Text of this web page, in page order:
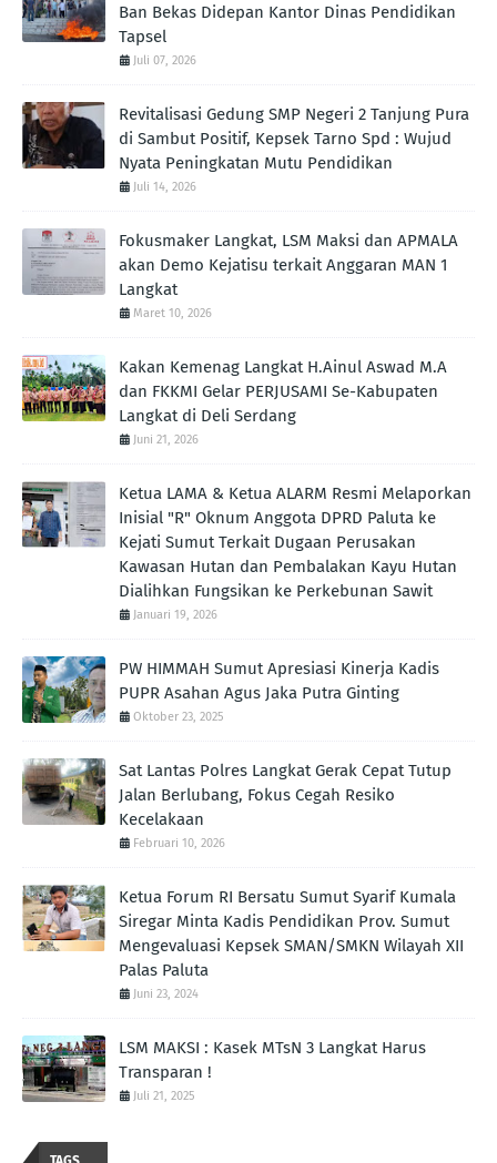
Ban Bekas Didepan Kantor Dinas Pendidikan
Tapsel
Juli 07, 2026
Revitalisasi Gedung SMP Negeri 2 Tanjung Pura
di Sambut Positif, Kepsek Tarno Spd : Wujud
Nyata Peningkatan Mutu Pendidikan
Juli 14, 2026
Fokusmaker Langkat, LSM Maksi dan APMALA
akan Demo Kejatisu terkait Anggaran MAN 1
Langkat
Maret 10, 2026
Kakan Kemenag Langkat H.Ainul Aswad M.A
dan FKKMI Gelar PERJUSAMI Se-Kabupaten
Langkat di Deli Serdang
Juni 21, 2026
Ketua LAMA & Ketua ALARM Resmi Melaporkan
Inisial "R" Oknum Anggota DPRD Paluta ke
Kejati Sumut Terkait Dugaan Perusakan
Kawasan Hutan dan Pembalakan Kayu Hutan
Dialihkan Fungsikan ke Perkebunan Sawit
Januari 19, 2026
PW HIMMAH Sumut Apresiasi Kinerja Kadis
PUPR Asahan Agus Jaka Putra Ginting ‎
Oktober 23, 2025
Sat Lantas Polres Langkat Gerak Cepat Tutup
Jalan Berlubang, Fokus Cegah Resiko
Kecelakaan
Februari 10, 2026
Ketua Forum RI Bersatu Sumut Syarif Kumala
Siregar Minta Kadis Pendidikan Prov. Sumut
Mengevaluasi Kepsek SMAN/SMKN Wilayah XII
Palas Paluta
Juni 23, 2024
LSM MAKSI : Kasek MTsN 3 Langkat Harus
Transparan !
Juli 21, 2025